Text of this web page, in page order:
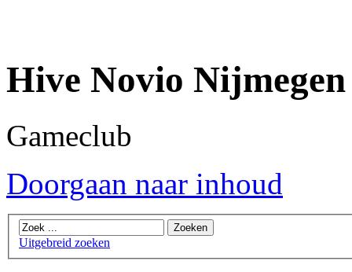
Hive Novio Nijmegen
Gameclub
Doorgaan naar inhoud
Uitgebreid zoeken